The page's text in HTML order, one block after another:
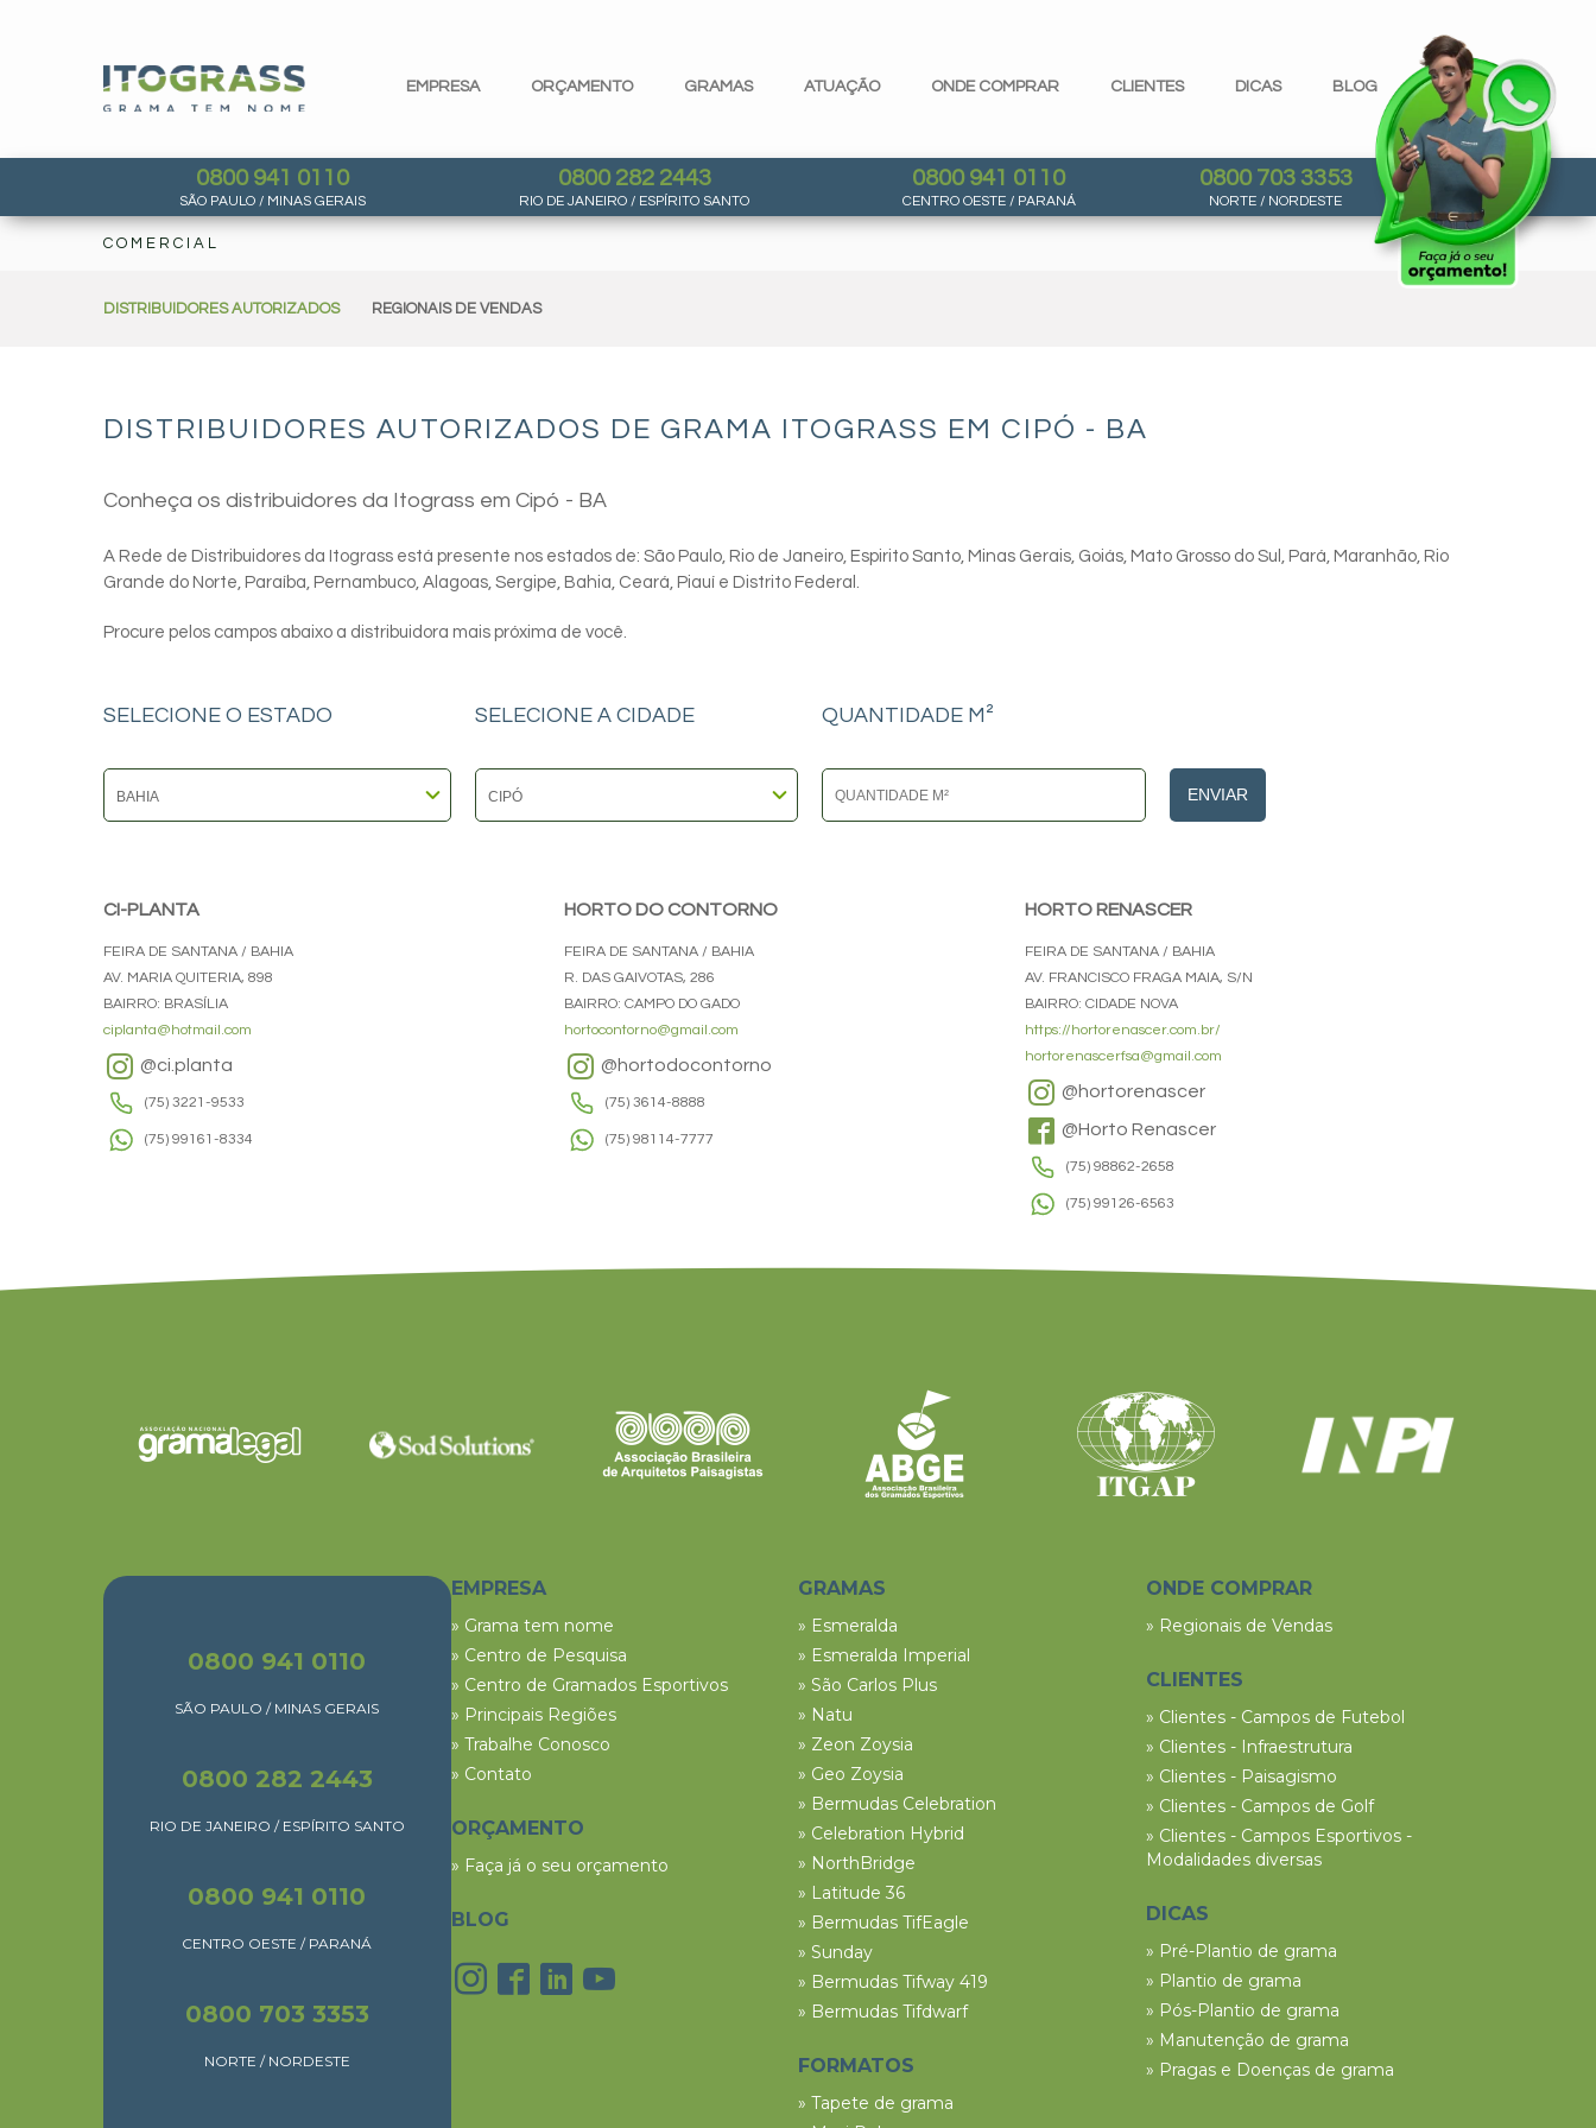
EMPRESA ORÇAMENTO GRAMAS ATUAÇÃO ONDE COMPRAR CLIENTES DICAS BLOG
0800 941 0110
SÃO PAULO / MINAS GERAIS
0800 282 2443
RIO DE JANEIRO / ESPÍRITO SANTO
0800 941 0110
CENTRO OESTE / PARANÁ
0800 703 3353
NORTE / NORDESTE
COMERCIAL
DISTRIBUIDORES AUTORIZADOS REGIONAIS DE VENDAS
DISTRIBUIDORES AUTORIZADOS DE GRAMA ITOGRASS EM CIPÓ - BA
Conheça os distribuidores da Itograss em Cipó - BA
A Rede de Distribuidores da Itograss está presente nos estados de: São Paulo, Rio de Janeiro, Espirito Santo, Minas Gerais, Goiás, Mato Grosso do Sul, Pará, Maranhão, Rio
Grande do Norte, Paraíba, Pernambuco, Alagoas, Sergipe, Bahia, Ceará, Piauí e Distrito Federal.
Procure pelos campos abaixo a distribuidora mais próxima de você.
SELECIONE O ESTADO SELECIONE A CIDADE QUANTIDADE M²
ENVIAR
CI-PLANTA
FEIRA DE SANTANA / BAHIA
AV. MARIA QUITERIA, 898
BAIRRO: BRASÍLIA
ciplanta@hotmail.com
@ci.planta
(75) 3221-9533
(75) 99161-8334
HORTO DO CONTORNO
FEIRA DE SANTANA / BAHIA
R. DAS GAIVOTAS, 286
BAIRRO: CAMPO DO GADO
hortocontorno@gmail.com
@hortodocontorno
(75) 3614-8888
(75) 98114-7777
HORTO RENASCER
FEIRA DE SANTANA / BAHIA
AV. FRANCISCO FRAGA MAIA, S/N
BAIRRO: CIDADE NOVA
https://hortorenascer.com.br/
hortorenascerfsa@gmail.com
@hortorenascer
@Horto Renascer
(75) 98862-2658
(75) 99126-6563
0800 941 0110
SÃO PAULO / MINAS GERAIS
0800 282 2443
RIO DE JANEIRO / ESPÍRITO SANTO
0800 941 0110
CENTRO OESTE / PARANÁ
0800 703 3353
NORTE / NORDESTE
EMPRESA
» Grama tem nome
» Centro de Pesquisa
» Centro de Gramados Esportivos
» Principais Regiões
» Trabalhe Conosco
» Contato
ORÇAMENTO
» Faça já o seu orçamento
BLOG
GRAMAS
» Esmeralda
» Esmeralda Imperial
» São Carlos Plus
» Natu
» Zeon Zoysia
» Geo Zoysia
» Bermudas Celebration
» Celebration Hybrid
» NorthBridge
» Latitude 36
» Bermudas TifEagle
» Sunday
» Bermudas Tifway 419
» Bermudas Tifdwarf
FORMATOS
» Tapete de grama
ONDE COMPRAR
» Regionais de Vendas
CLIENTES
» Clientes - Campos de Futebol
» Clientes - Infraestrutura
» Clientes - Paisagismo
» Clientes - Campos de Golf
» Clientes - Campos Esportivos -
Modalidades diversas
DICAS
» Pré-Plantio de grama
» Plantio de grama
» Pós-Plantio de grama
» Manutenção de grama
» Pragas e Doenças de grama